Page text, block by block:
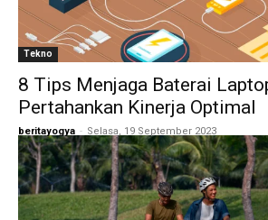
Tekno
8 Tips Menjaga Baterai
Pertahankan Kinerja Optimal
beritayogya - Selasa, 19 September 2023